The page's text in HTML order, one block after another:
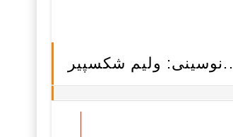
ولیم شكسپیر